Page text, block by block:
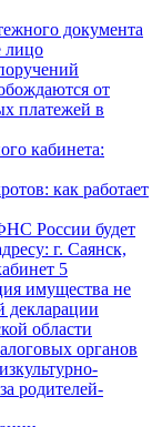
документа
лицо
от
платежей в
кабинета:
как работает
России будет
г. Саянск,
5
имущества не
декларации
области
органов
родителей-